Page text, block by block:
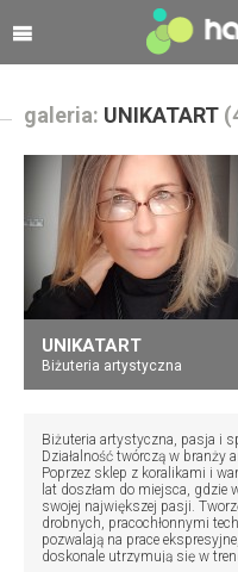
galeria: UNIKATART
UNIKATART
Biżuteria artystyczna
Biżuteria artystyczna, pasja i
Działalność twórczą w branży
Poprzez sklep z koralikami i
lat doszłam do miejsca,
swojej największej pasji.
drobnych, pracochłonnymi
pozwalają na prace
doskonale utrzymują się w